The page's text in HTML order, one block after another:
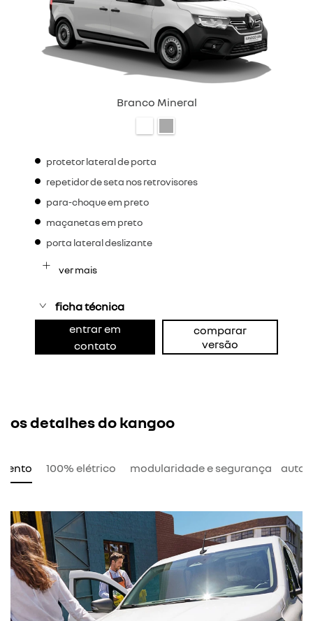
Branco Mineral
protetor lateral de porta
repetidor de seta nos retrovisores
para-choque em preto
maçanetas em preto
porta lateral deslizante
ver mais
ficha técnica
entrar em
contato
comparar
versão
os detalhes do kangoo
100% elétrico modularidade e segurança